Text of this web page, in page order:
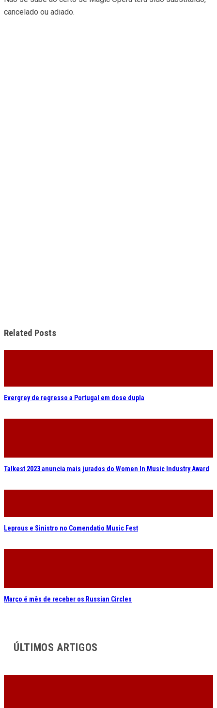
cancelado ou adiado.
Related Posts
Evergrey de regresso a Portugal em dose dupla
Talkest 2023 anuncia mais jurados do Women In Music Industry Award
Leprous e Sinistro no Comendatio Music Fest
Março é mês de receber os Russian Circles
ÚLTIMOS ARTIGOS